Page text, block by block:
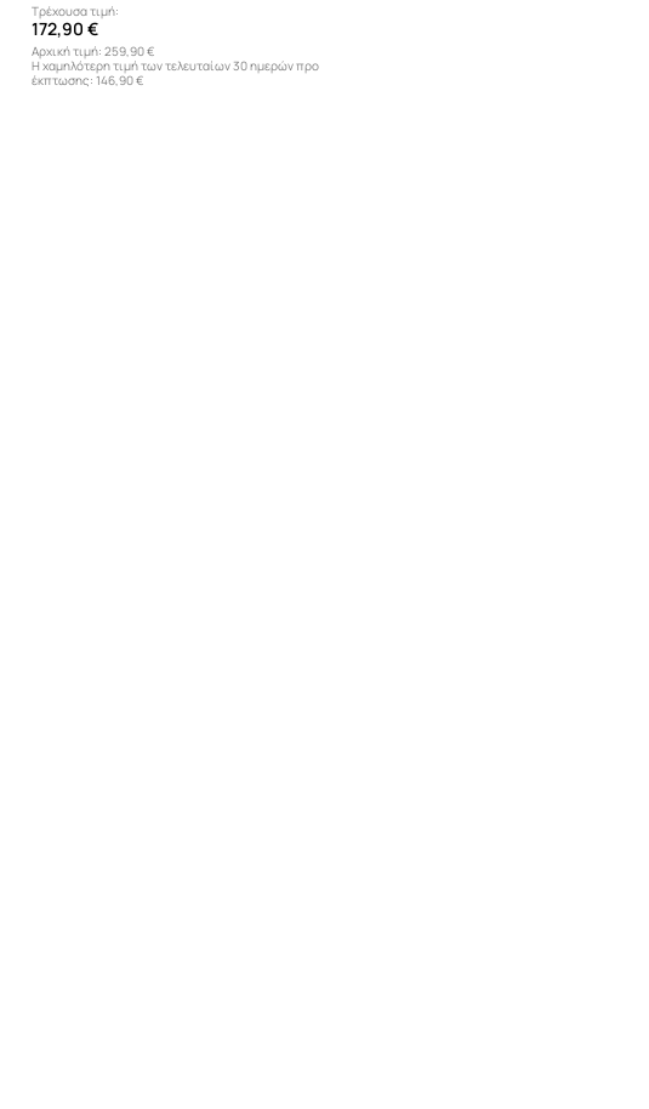
Τρέχουσα τιμή:
172,90 €
Αρχική τιμή: 259,90 €
Η χαμηλότερη τιμή των τελευταίων 30 ημερών προ
έκπτωσης: 146,90 €